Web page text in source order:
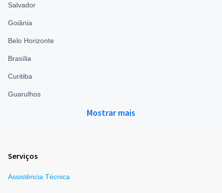
Salvador
Goiânia
Belo Horizonte
Brasília
Curitiba
Guarulhos
Mostrar mais
Serviços
Assistência Técnica